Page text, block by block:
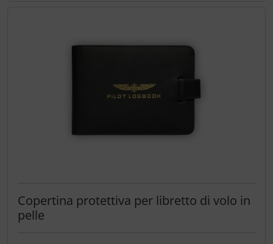
Copertina protettiva per libretto di volo in
pelle